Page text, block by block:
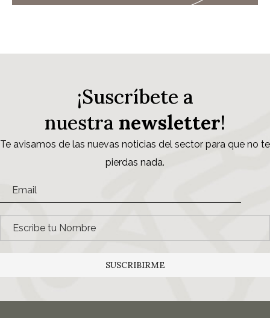
¡Suscríbete a
nuestra newsletter!
Te avisamos de las nuevas noticias del sector para que no te
pierdas nada.
SUSCRIBIRME